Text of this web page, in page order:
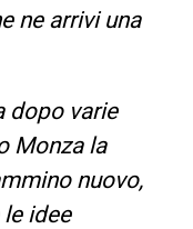
ne arrivi una
dopo varie
Monza la
nuovo,
idee